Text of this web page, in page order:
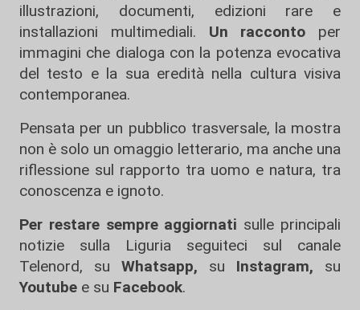
illustrazioni, documenti, edizioni rare e
installazioni multimediali. Un racconto per
immagini che dialoga con la potenza evocativa
del testo e la sua eredità nella cultura visiva
contemporanea.
Pensata per un pubblico trasversale, la mostra
non è solo un omaggio letterario, ma anche una
riflessione sul rapporto tra uomo e natura, tra
conoscenza e ignoto.
Per restare sempre aggiornati sulle principali
notizie sulla Liguria seguiteci sul canale
Telenord, su
Whatsapp, su Instagram, su
Youtube e su Facebook.